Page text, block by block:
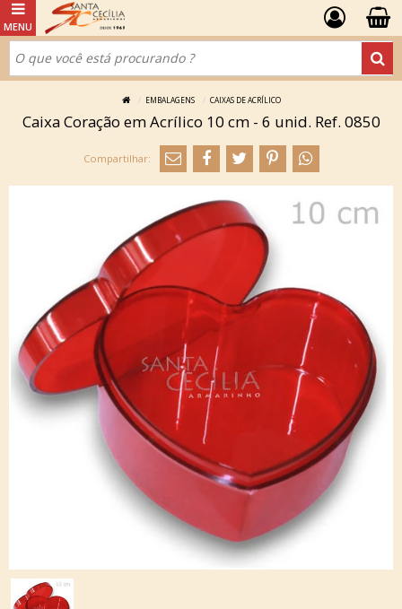
EMBALAGENS CAIXAS DE ACRÍLICO
Caixa Coração em Acrílico 10 cm - 6 unid. Ref. 0850